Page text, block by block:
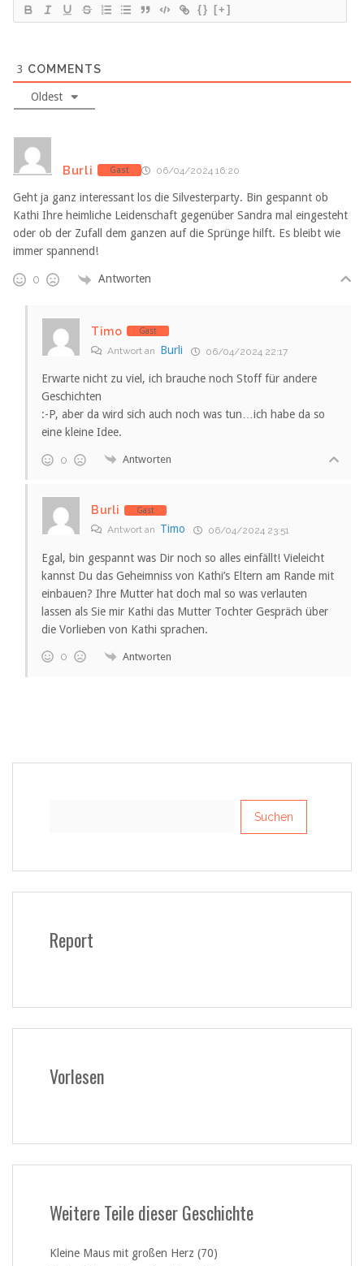
{} [+]
3 COMMENTS
Oldest
Burli Gast 06/04/2024 16:20
Geht ja ganz interessant los die Silvesterparty. Bin gespannt ob
Kathi Ihre heimliche Leidenschaft gegenüber Sandra mal eingesteht
oder ob der Zufall dem ganzen auf die Sprünge hilft. Es bleibt wie
immer spannend!
0 Antworten
Timo Gast
Antwort an Burli 06/04/2024 22:17
Erwarte nicht zu viel, ich brauche noch Stoff für andere
Geschichten
:-P, aber da wird sich auch noch was tun…ich habe da so
eine kleine Idee.
0 Antworten
Burli Gast
Antwort an Timo 06/04/2024 23:51
Egal, bin gespannt was Dir noch so alles einfällt! Vieleicht
kannst Du das Geheimniss von Kathi’s Eltern am Rande mit
einbauen? Ihre Mutter hat doch mal so was verlauten
lassen als Sie mir Kathi das Mutter Tochter Gespräch über
die Vorlieben von Kathi sprachen.
0 Antworten
Report
Vorlesen
Weitere Teile dieser Geschichte
Kleine Maus mit großen Herz (70)